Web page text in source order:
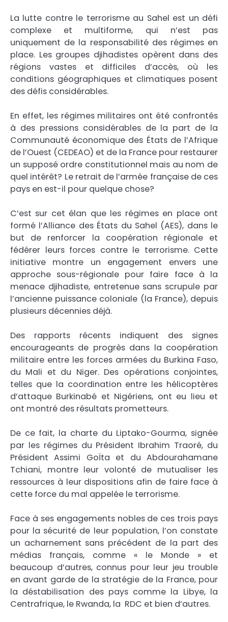
La lutte contre le terrorisme au Sahel est un défi
complexe et multiforme, qui n’est pas
uniquement de la responsabilité des régimes en
place. Les groupes djihadistes opèrent dans des
régions vastes et difficiles d’accès, où les
conditions géographiques et climatiques posent
des défis considérables.
En effet, les régimes militaires ont été confrontés
à des pressions considérables de la part de la
Communauté économique des États de l’Afrique
de l’Ouest (CEDEAO) et de la France pour restaurer
un supposé ordre constitutionnel mais au nom de
quel intérêt? Le retrait de l’armée française de ces
pays en est-il pour quelque chose?
C’est sur cet élan que les régimes en place ont
formé l’Alliance des États du Sahel (AES), dans le
but de renforcer la coopération régionale et
fédérer leurs forces contre le terrorisme. Cette
initiative montre un engagement envers une
approche sous-régionale pour faire face à la
menace djihadiste, entretenue sans scrupule par
l’ancienne puissance coloniale (la France), depuis
plusieurs décennies déjà.
Des rapports récents indiquent des signes
encourageants de progrès dans la coopération
militaire entre les forces armées du Burkina Faso,
du Mali et du Niger. Des opérations conjointes,
telles que la coordination entre les hélicoptères
d’attaque Burkinabé et Nigériens, ont eu lieu et
ont montré des résultats prometteurs.
De ce fait, la charte du Liptako-Gourma, signée
par les régimes du Président Ibrahim Traoré, du
Président Assimi GoÏta et du Abdourahamane
Tchiani, montre leur volonté de mutualiser les
ressources à leur dispositions afin de faire face à
cette force du mal appelée le terrorisme.
Face à ses engagements nobles de ces trois pays
pour la sécurité de leur population, l’on constate
un acharnement sans précédent de la part des
médias français, comme « le Monde » et
beaucoup d’autres, connus pour leur jeu trouble
en avant garde de la stratégie de la France, pour
la déstabilisation des pays comme la Libye, la
Centrafrique, le Rwanda, la RDC et bien d’autres.